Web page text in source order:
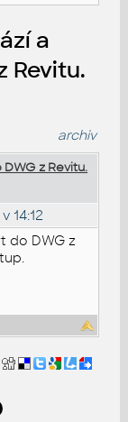
a
Revitu.
archiv
z Revitu.
14:12
do DWG z